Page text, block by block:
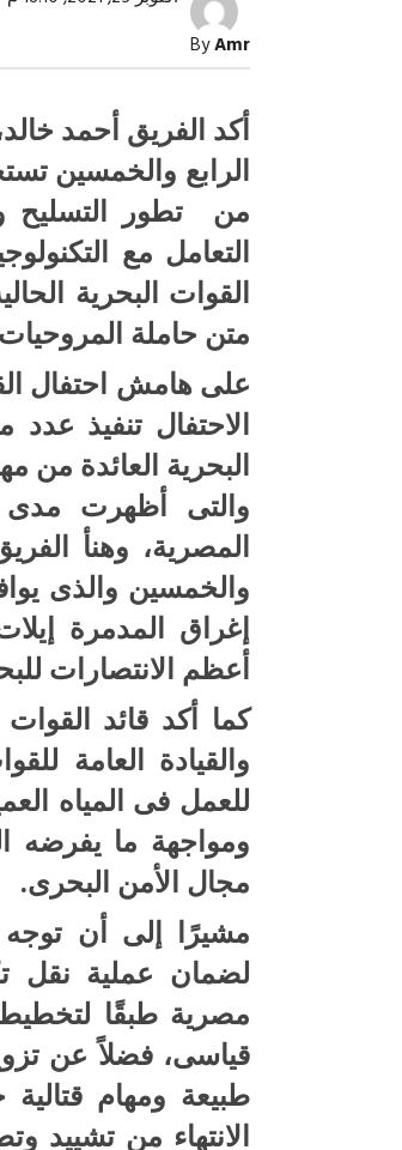
ByAmr
أكد الفريق أحمد
الرابع والخمسين
من تطور التسليح
التعامل مع
القوات البحرية
متن حاملة
على هامش احتفال
الاحتفال تنفيذ عدد
البحرية العائدة من
والتى أظهرت مدى
المصرية، وهنأ
إغراق المدمرة
أعظم الانتصارات
كما أكد قائد
والقيادة العامة
للعمل فى المياه
ومواجهة ما يفرضه
مجال الأمن البحرى.
مشيرًا إلى أن توجه
لضمان عملية نقل
مصرية طبقًا
قياسى، فضلاً عن
طبيعة ومهام
جهاز مستقبل مصر
الدول كيانات